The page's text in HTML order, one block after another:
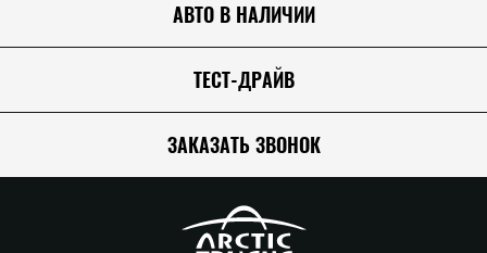
АВТО В НАЛИЧИИ
ТЕСТ-ДРАЙВ
ЗАКАЗАТЬ ЗВОНОК